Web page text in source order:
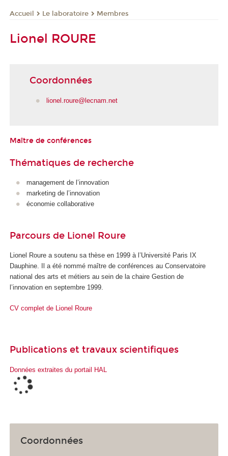
Accueil Le laboratoire Membres
Lionel ROURE
Coordonnées
lionel.roure@lecnam.net
Maître de conférences
Thématiques de recherche
management de l’innovation
marketing de l’innovation
économie collaborative
Parcours de Lionel Roure
Lionel Roure a soutenu sa thèse en 1999 à l’Université Paris IX
Dauphine. Il a été nommé maître de conférences au Conservatoire
national des arts et métiers au sein de la chaire Gestion de
l’innovation en septembre 1999.
CV complet de Lionel Roure
Publications et travaux scientifiques
Données extraites du portail HAL
Coordonnées